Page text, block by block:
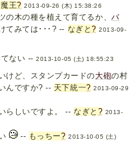
王? 2013-09-26 (木) 15:38:26
の木の種を植えて育てるか、バ
てみては･･･? -- なぎと? 2013-09-
てない --2013-10-05 (土) 18:55:23
けど、スタンプカードの大砲の村
んですか? -- 天下統一? 2013-09-29
らしいですよ。 -- なぎと ? 2013-
-- もっちー? 2013-10-05 (土)